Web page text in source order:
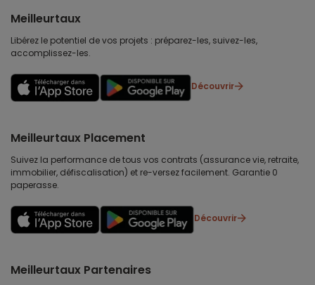
Meilleurtaux
Libérez le potentiel de vos projets : préparez-les, suivez-les,
accomplissez-les.
Découvrir
Meilleurtaux Placement
Suivez la performance de tous vos contrats (assurance vie, retraite,
immobilier, défiscalisation) et re-versez facilement. Garantie 0
paperasse.
Découvrir
Meilleurtaux Partenaires